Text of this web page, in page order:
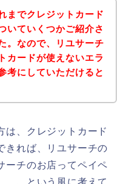
までクレジットカード
いていくつかご紹介さ
。なので、リユサーチ
カードが使えないエラ
考にしていただけると
は、クレジットカード
きれば、リユサーチの
ーチのお店ってペイペ
、、という風に考えて